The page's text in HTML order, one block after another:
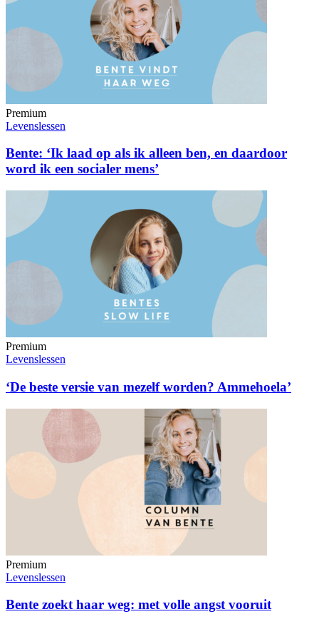
Premium
Levenslessen
Bente: ‘Ik laad op als ik alleen ben, en daardoor
word ik een socialer mens’
Premium
Levenslessen
‘De beste versie van mezelf worden? Ammehoela’
Premium
Levenslessen
Bente zoekt haar weg: met volle angst vooruit